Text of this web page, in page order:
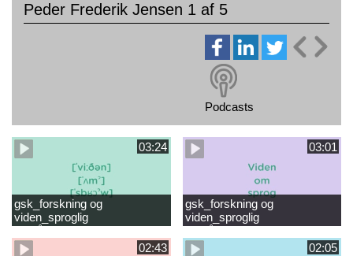
Peder Frederik Jensen 1 af 5
Podcasts
03:24
gsk_forskning og
viden_sproglig
læsevanskeligheder.mp4
03:01
gsk_forskning og
viden_sproglig
første læsning 6-8 år.mp4
02:43 02:05